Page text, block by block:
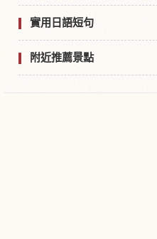
實用日語短句
附近推薦景點